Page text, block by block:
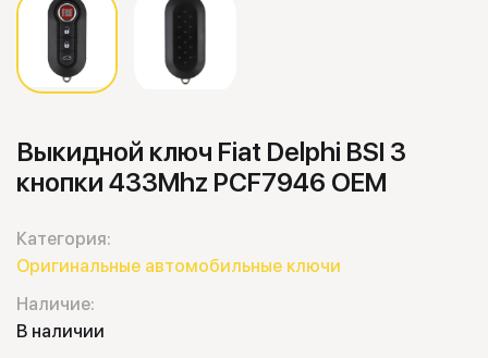
Выкидной ключ Fiat Delphi BSI 3
кнопки 433Mhz PCF7946 OEM
Категория:
Оригинальные автомобильные ключи
Наличие:
В наличии